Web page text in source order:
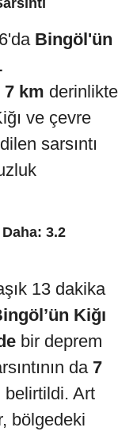
Bingöl'ün
7 km derinlikte
ve çevre
sarsıntı
3.2
13 dakika
Kiğı
bir deprem
da 7
belirtildi. Art
bölgedeki